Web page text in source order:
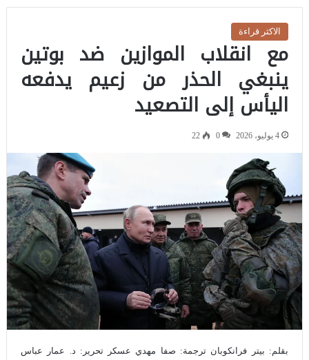
الاكثر قراءة
مع انقلاب الموازين ضد بوتين
ينبغي الحذر من زعيم يدفعه
اليأس إلى التصعيد
4 يوليو، 2026 0
22
بقلم: بيتر فرانكوبان ترجمة: صفا مهدي عسكر تحرير: د. عمار عباس